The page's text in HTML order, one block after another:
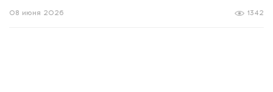
1342
08 июня 2026